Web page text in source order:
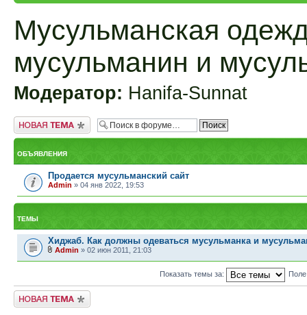
Мусульманская
мусульманин и
Модератор: Hanifa-Sunnat
Новая тема
ОБЪЯВЛЕНИЯ
Продается мусульманский сайт
Admin » 04 янв 2022, 19:53
ТЕМЫ
Хиджаб. Как должны одеваться мусульманка и
Admin » 02 июн 2011, 21:03
Показать темы за:
Новая тема